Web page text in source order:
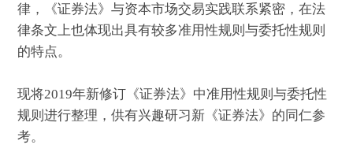
律，《证券法》与资本市场交易实践联系紧密，在法
律条文上也体现出具有较多准用性规则与委托性规则
的特点。
现将2019年新修订《证券法》中准用性规则与委托性
规则进行整理，供有兴趣研习新《证券法》的同仁参
考。